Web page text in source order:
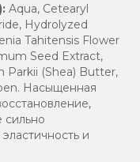
Aqua, Cetearyl
Hydrolyzed
Tahitensis Flower
Seed Extract,
Parkii (Shea) Butter,
Насыщенная
сильно
и